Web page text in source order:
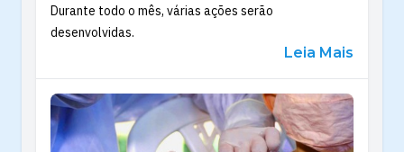
Durante todo o mês, várias ações serão
desenvolvidas.
Leia Mais